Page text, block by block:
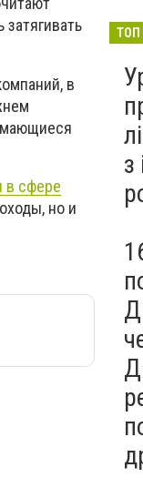
в
в сфере
но и
5
ТОП
з